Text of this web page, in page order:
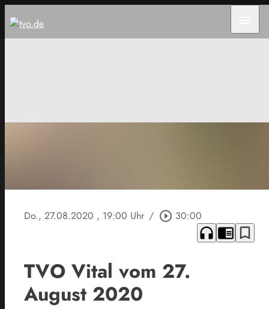
Do., 27.08.2020 , 19:00 Uhr / play_circle_outline 30:00
headphones chrome_reader_mode bookmark_border
TVO Vital vom 27.
August 2020